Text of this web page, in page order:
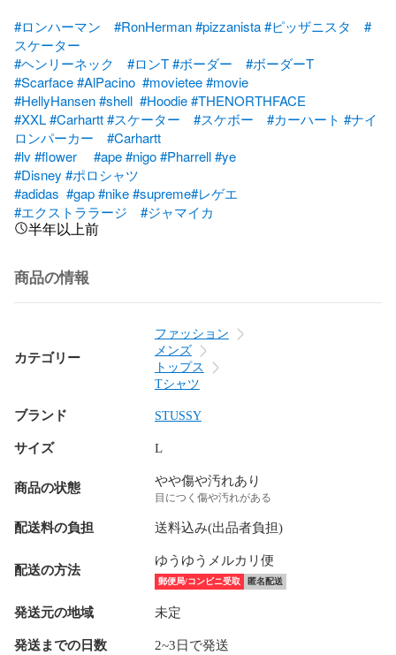
#ロンハーマン
#RonHerman#pizzanista#ピッザニスタ
#
スケーター
#ヘンリーネック
#ロンT#ボーダー
#ボーダーT
#Scarface#AlPacino #movietee#movie
#HellyHansen#shell #Hoodie#THENORTHFACE
#XXL#Carhartt#スケーター #スケボー #カーハート #ナイ
ロンパーカー
#Carhartt
#lv#flower #ape#nigo#Pharrell#ye
#Disney #ポロシャツ
#adidas #gap#nike#supreme#レゲエ
#エクストララージ
#ジャマイカ
半年以上前
商品の情報
カテゴリー
ファッション
メンズ
トップス
Tシャツ
ブランド STUSSY
サイズ L
商品の状態 やや傷や汚れあり
目につく傷や汚れがある
配送料の負担 送料込み(出品者負担)
配送の方法
ゆうゆうメルカリ便
郵便局/コンビニ受取 匿名配送
発送元の地域 未定
発送までの日数 2~3日で発送